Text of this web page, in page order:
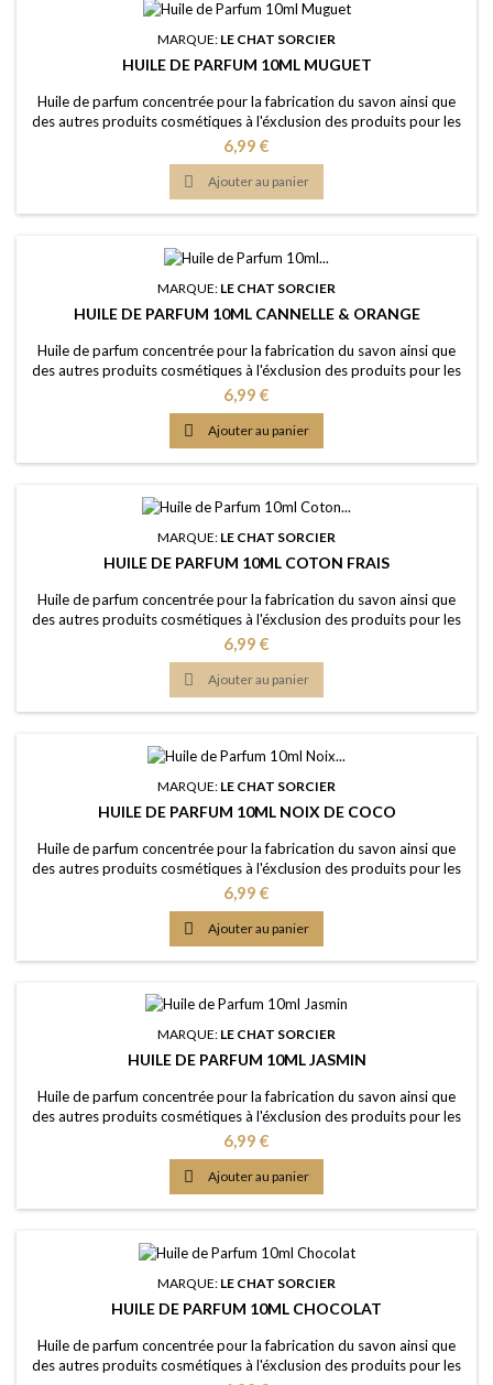
MARQUE: LE CHAT SORCIER
HUILE DE PARFUM 10ML MUGUET
Huile de parfum concentrée pour la fabrication du savon ainsi que
des autres produits cosmétiques à l'éxclusion des produits pour les
lèvres ou la bouche Caractère: fragrance douce, florale-verte,
édifiante Couleur: Sans colorants - couleur naturelle: Jaune clair
Dosage maximal: IFRA classe 9 (Savon) 2,30% Certification: Certficat
de conformité...
Prix
6,99 €
 Ajouter au panier
MARQUE: LE CHAT SORCIER
HUILE DE PARFUM 10ML CANNELLE & ORANGE
Huile de parfum concentrée pour la fabrication du savon ainsi que
des autres produits cosmétiques à l'éxclusion des produits pour les
lèvres ou la bouche Caractère: epicé, fruité, un câlin de réconfort,
chaleureux Couleur: Sans colorants - couleur naturelle: Brune Dosage
conseillé: 2% à 5% Certification: Certficat de conformité IFRA 50e et
analyse...
Prix
6,99 €
 Ajouter au panier
MARQUE: LE CHAT SORCIER
HUILE DE PARFUM 10ML COTON FRAIS
Huile de parfum concentrée pour la fabrication du savon ainsi que
des autres produits cosmétiques à l'éxclusion des produits pour les
lèvres ou la bouche Caractère: évocatif d'un linge tous frais ou l'air
frisquet du printemps Couleur: Sans colorants - couleur naturelle:
Jaune clair Dosage conseillé: 2% à 5% Certification: Certficat de
conformité...
Prix
6,99 €
 Ajouter au panier
MARQUE: LE CHAT SORCIER
HUILE DE PARFUM 10ML NOIX DE COCO
Huile de parfum concentrée pour la fabrication du savon ainsi que
des autres produits cosmétiques à l'éxclusion des produits pour les
lèvres ou la bouche Caractère: arôme fruité, crémeux, sucré, l'été
perpétuel Couleur: Sans colorants - couleur naturelle: Incolorée
Dosage maximal: IFRA classe 9 (Savon) 2,60% Certification: Certficat
de conformité...
Prix
6,99 €
 Ajouter au panier
MARQUE: LE CHAT SORCIER
HUILE DE PARFUM 10ML JASMIN
Huile de parfum concentrée pour la fabrication du savon ainsi que
des autres produits cosmétiques à l'éxclusion des produits pour les
lèvres ou la bouche Caractère: un arôme floral, profond, sensuel,
ensoleillé Couleur: Sans colorants - couleur naturelle: Jaune clair
Dosage conseillé: 2% à 5% Certification: Certficat de conformité
IFRA 50e et...
Prix
6,99 €
 Ajouter au panier
MARQUE: LE CHAT SORCIER
HUILE DE PARFUM 10ML CHOCOLAT
Huile de parfum concentrée pour la fabrication du savon ainsi que
des autres produits cosmétiques à l'éxclusion des produits pour les